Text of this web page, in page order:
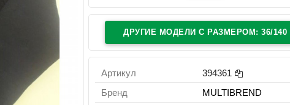
ДРУГИЕ МОДЕЛИ C РАЗМЕРОМ: 36/140
Артикул
394361
Бренд
MULTIBREND